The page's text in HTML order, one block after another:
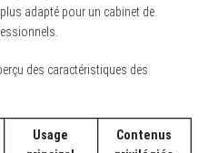
adapté pour un cabinet de
des caractéristiques des
Usage
Contenus